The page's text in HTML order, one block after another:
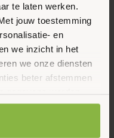
te laten werken.
jouw toestemming
en
we inzicht in het
we onze diensten
beter afstemmen
gegevens worden
Kies ‘Alleen